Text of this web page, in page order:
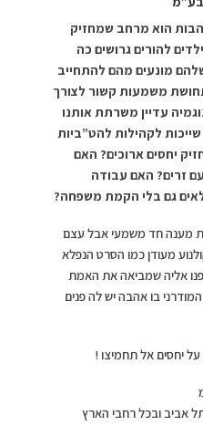
הוא מרחב שמחזיק
להורים גרושים כה
מונעים מהם להתחייב
משמעות קשור לצורך
עדיין משרתת אותנו
לקהילות להט”ביות
יחסים ארוכים? האם
עם זרים? האם עבודה
גם בלי הקמת משפחה?
מענה חד משמעי אבל עצם
מעודן כמו הסרט הנפלא
אליה שמביאה את האמת
בו אהבה יש לה פנים
יחסים אל תחמיצו !